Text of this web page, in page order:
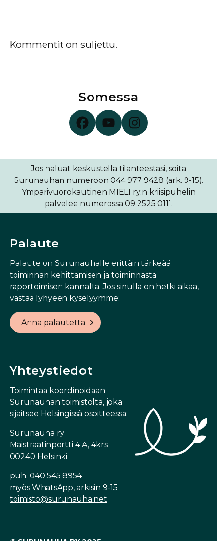
Kommentit on suljettu.
Somessa
Surunauha Facebookissa
Surunauha YouTubessa
Surunauha Instagramissa
Jos haluat keskustella tilanteestasi, soita
Surunauhan numeroon 044 977 9428 (ark. 9-15).
Ympärivuorokautinen MIELI ry:n kriisipuhelin
palvelee numerossa 09 2525 0111.
Palaute
Palaute on Surunauhalle erittäin tärkeää
toiminnan kehittämisen ja toiminnasta
raportoimisen kannalta. Jos sinulla on hetki aikaa,
vastaa lyhyeen kyselyymme:
Anna palautetta
Yhteystiedot
Toimintaa koordinoidaan
Surunauhan toimistolta, joka
sijaitsee Helsingissä osoitteessa:
Surunauha ry
Maistraatinportti 4 A, 4krs
00240 Helsinki
puh. 040 545 8954
myös WhatsApp, arkisin 9-15
toimisto@surunauha.net